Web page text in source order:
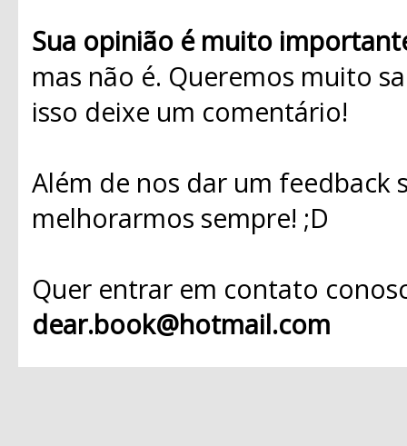
Sua opinião é muito
mas não é. Queremos muito
isso deixe um comentário!
Além de nos dar um
melhorarmos sempre! ;D
Quer entrar em contato
dear.book@hotmail.com